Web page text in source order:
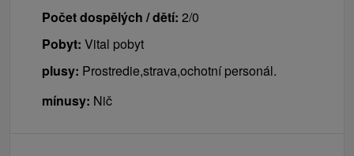
Počet dospělých / dětí: 2/0
Pobyt: Vital pobyt
plusy: Prostredie,strava,ochotní personál.
mínusy: Nič